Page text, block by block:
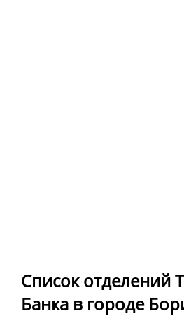
Список отделений
Банка в городе